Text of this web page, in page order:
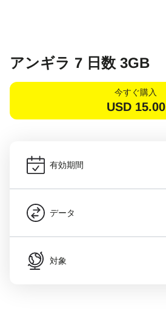
アンギラ 7 日数 3GB
今すぐ購入
USD 15.00
有効期間
データ
対象